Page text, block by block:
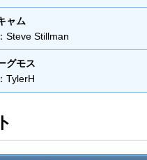
ャム
Steve Stillman
グモス
TylerH